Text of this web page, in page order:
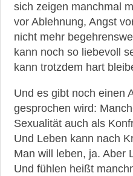
sich zeigen manchmal
vor Ablehnung, Angst
nicht mehr
kann noch so liebevoll
kann trotzdem hart
Und es gibt noch einen
gesprochen wird:
Sexualität auch als
Und Leben kann nach
Man will leben, ja. Aber
Und fühlen heißt